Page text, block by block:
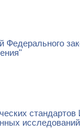
Федерального
исследований